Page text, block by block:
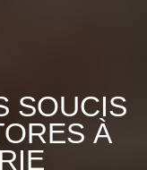
SOUCIS
À